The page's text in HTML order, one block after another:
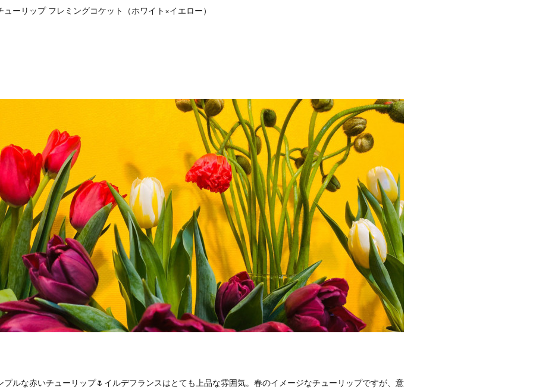
ューリップ フレミングコケット（ホワイト×イエロー）
プルな赤いチューリップ🌷イルデフランスはとても上品な雰囲気。春のイメージなチューリップですが、意